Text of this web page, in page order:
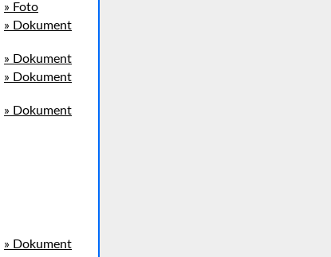
» Foto
» Dokument
» Dokument
» Dokument
» Dokument
» Dokument